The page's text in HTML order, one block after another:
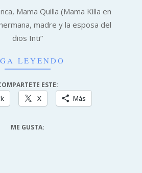
Mama Quilla (Mama Killa en
madre y la esposa del
dios Inti”
LEYENDO
ESTE:
X Más
ME GUSTA: